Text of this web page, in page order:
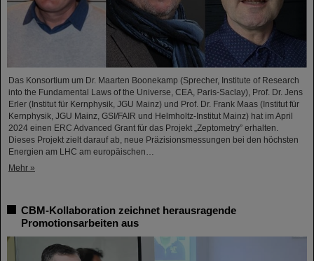
Das Konsortium um Dr. Maarten Boonekamp (Sprecher, Institute of Research
into the Fundamental Laws of the Universe, CEA, Paris-Saclay), Prof. Dr. Jens
Erler (Institut für Kernphysik, JGU Mainz) und Prof. Dr. Frank Maas (Institut für
Kernphysik, JGU Mainz, GSI/FAIR und Helmholtz-Institut Mainz) hat im April
2024 einen ERC Advanced Grant für das Projekt „Zeptometry” erhalten.
Dieses Projekt zielt darauf ab, neue Präzisionsmessungen bei den höchsten
Energien am LHC am europäischen…
Mehr »
CBM-Kollaboration zeichnet herausragende
Promotionsarbeiten aus